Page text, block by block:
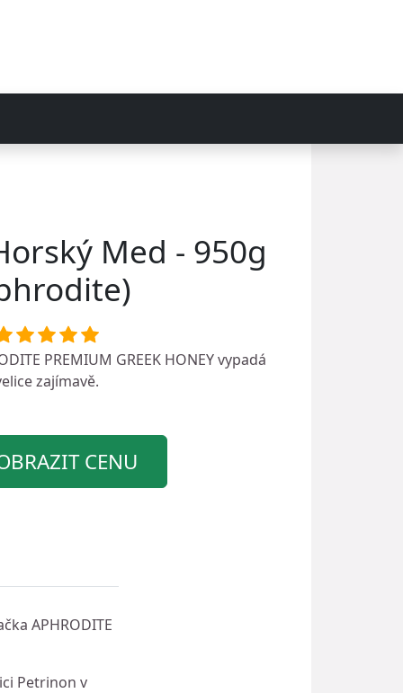
Med - 950g
PREMIUM GREEK HONEYvypadá
zajímavě.
CENU
APHRODITE
Petrinon v